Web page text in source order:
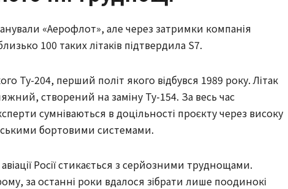
«Аерофлот», але через затримки компанія
100 таких літаків підтвердила S7.
Ту-204, перший політ якого відбувся 1989 року. Літак
створений на заміну Ту-154. За весь час
сумніваються в доцільності проєкту через високу
бортовими системами.
Росії стикається з серйозними труднощами.
за останні роки вдалося зібрати лише поодинокі